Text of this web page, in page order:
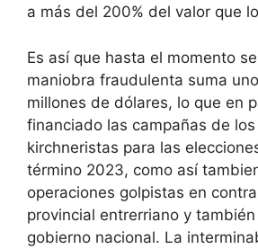
a más del 200% del valor que
Es así que hasta el momento
maniobra fraudulenta suma
millones de dólares, lo que en
financiado las campañas de
kirchneristas para las
término 2023, como así
operaciones golpistas en
provincial entrerriano y
gobierno nacional. La